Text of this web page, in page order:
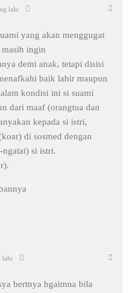
lalu
yang akan menggugat
ingin
demi anak, tetapi disisi
baik lahir maupun
kondisi ini si suami
dari maaf (orangtua dan
kepada si istri,
di sosmed dengan
ngatai) si istri.
lalu
bertnya bgaimna bila